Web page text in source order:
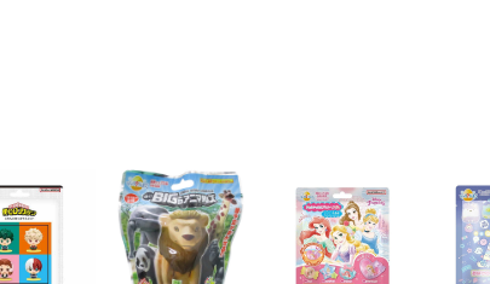
資料（包含姓名、電話或地址）
用，由本公司與您本人進行分期
3.完整用戶服務條款，請詳閱以
宅配
每筆NT$100，滿NT$899(含
付款後門市自取